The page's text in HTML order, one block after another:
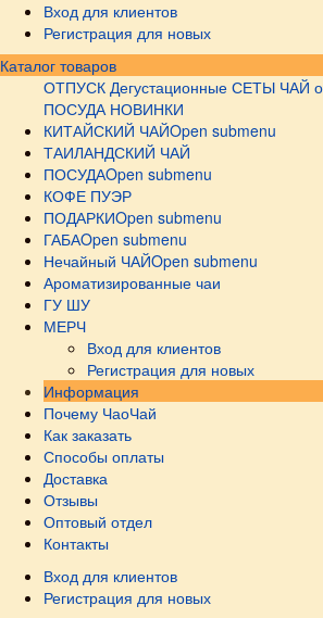
Вход для клиентов
Регистрация для новых
Каталог товаров
ОТПУСК Дегустационные СЕТЫ ЧАЙ
ПОСУДА НОВИНКИ
КИТАЙСКИЙ ЧАЙOpen submenu
ТАИЛАНДСКИЙ ЧАЙ
ПОСУДАOpen submenu
КОФЕ ПУЭР
ПОДАРКИOpen submenu
ГАБАOpen submenu
Нечайный ЧАЙOpen submenu
Ароматизированные чаи
ГУ ШУ
МЕРЧ
Вход для клиентов
Регистрация для новых
Информация
Почему ЧаоЧай
Как заказать
Способы оплаты
Доставка
Отзывы
Оптовый отдел
Контакты
Вход для клиентов
Регистрация для новых